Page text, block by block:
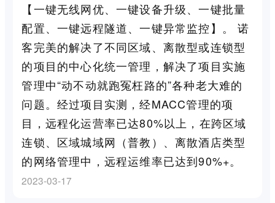
【一键无线网优、一键设备升级、一键批量
配置、一键远程隧道、一键异常监控】。 诺
客完美的解决了不同区域、离散型或连锁型
的项目的中心化统一管理，解决了项目实施
管理中“动不动就跑冤枉路的”各种老大难的
问题。经过项目实测，经MACC管理的项
目，远程化运营率已达80%以上，在跨区域
连锁、区域城域网（普教）、离散酒店类型
的网络管理中，远程运维率已达到90%+。
2023-03-17